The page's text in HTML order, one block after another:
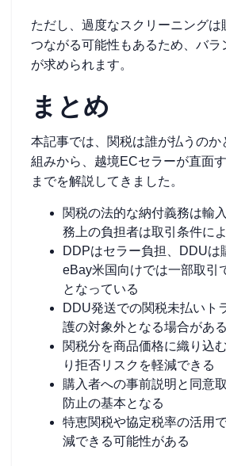
ただし、過度なスクリーニングは
つながる可能性もあるため、バラ
が求められます。
まとめ
本記事では、関税は誰が払うのか
組みから、越境ECセラーが直面
までを解説してきました。
関税の法的な納付義務は輸
務上の負担者は取引条件に
DDPはセラー負担、DDUは
eBay米国向けでは一部取引
となっている
DDU発送での関税未払いト
護の対象外となる場合がある
関税分を商品価格に織り込
り拒否リスクを軽減できる
購入者への事前説明と同意
防止の基本となる
特恵関税や協定税率の活用
減できる可能性がある